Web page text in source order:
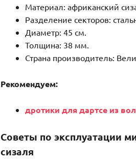
Материал: африканский
Разделение секторов:
Диаметр: 45 см.
Толщина: 38 мм.
Страна производитель:
Рекомендуем:
дротики для дартсe из
Советы по эксплуатации
сизаля